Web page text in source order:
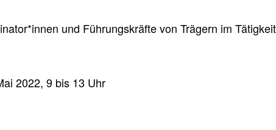
und Führungskräfte von Trägern im
2022, 9 bis 13 Uhr